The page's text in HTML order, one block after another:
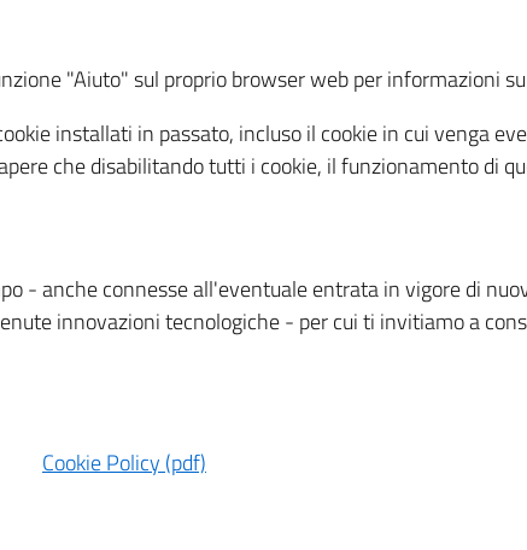
"Aiuto" sul proprio browser web per informazioni
installati in passato, incluso il cookie in cui venga
che disabilitando tutti i cookie, il funzionamento di
- anche connesse all'eventuale entrata in vigore di
innovazioni tecnologiche - per cui ti invitiamo a
Cookie Policy (pdf)